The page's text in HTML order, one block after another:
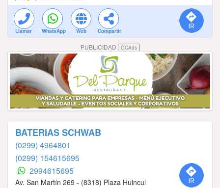
Llamar WhatsApp Web Compartir
PUBLICIDAD GCAds
BATERIAS SCHWAB
(0299) 4964801
(0299) 154615695
2994615695
Av. San Martín 269 - (8318) Plaza Huincul